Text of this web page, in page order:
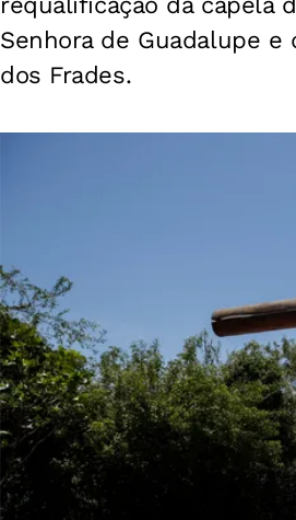
Senhora de Guadalupe
dos Frades.